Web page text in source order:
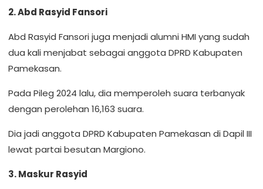
2. Abd Rasyid Fansori
Abd Rasyid Fansori juga menjadi alumni HMI yang sudah
dua kali menjabat sebagai anggota DPRD Kabupaten
Pamekasan.
Pada Pileg 2024 lalu, dia memperoleh suara terbanyak
dengan perolehan 16,163 suara.
Dia jadi anggota DPRD Kabupaten Pamekasan di Dapil III
lewat partai besutan Margiono.
3. Maskur Rasyid